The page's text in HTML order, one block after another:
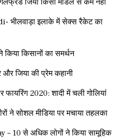
जिया किसी मॉडल से कम नहीं
भीलवाड़ा इलाके में सेक्स रैकेट का
किसानों का समर्थन
जिया की प्रेम कहानी
फायरिंग 2020: शादी में चली गोलियां
ने सोशल मीडिया पर मचाया तहलका
10 से अधिक लोगों ने किया सामूहिक